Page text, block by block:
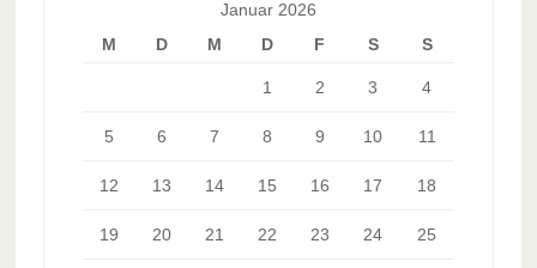
Januar 2026
M
D M D F S S
1 2 3 4
5 6 7 8 9 10 11
12 13 14 15 16 17 18
19 20 21 22 23 24 25